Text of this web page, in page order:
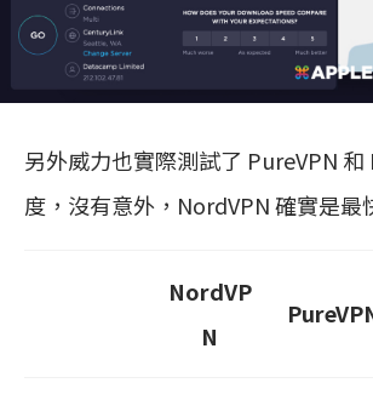
另外威力也實際測試了 PureVPN 和
度，沒有意外，NordVPN 確實是最
NordVP
N